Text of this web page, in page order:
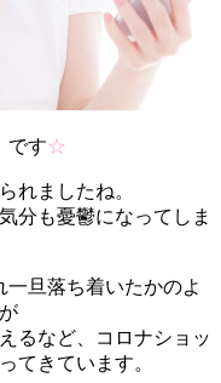
です☆
れましたね。
分も憂鬱になってしま
一旦落ち着いたかのよ
るなど、コロナショッ
てきています。